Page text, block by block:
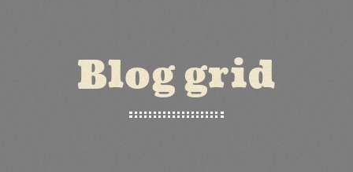
Blog grid